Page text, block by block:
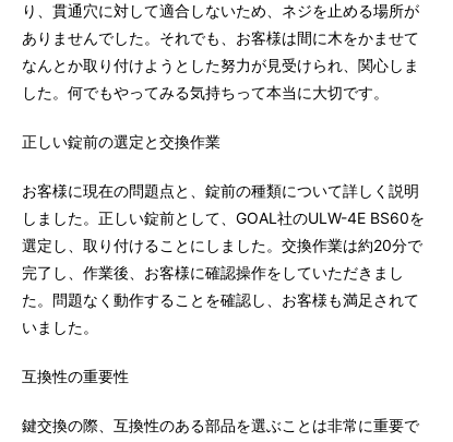
り、貫通穴に対して適合しないため、ネジを止める場所が
ありませんでした。それでも、お客様は間に木をかませて
なんとか取り付けようとした努力が見受けられ、関心しま
した。何でもやってみる気持ちって本当に大切です。
正しい錠前の選定と交換作業
お客様に現在の問題点と、錠前の種類について詳しく説明
しました。正しい錠前として、GOAL社のULW-4E BS60を
選定し、取り付けることにしました。交換作業は約20分で
完了し、作業後、お客様に確認操作をしていただきまし
た。問題なく動作することを確認し、お客様も満足されて
いました。
互換性の重要性
鍵交換の際、互換性のある部品を選ぶことは非常に重要で